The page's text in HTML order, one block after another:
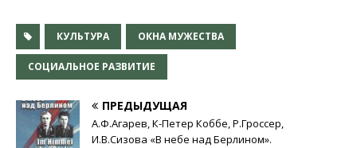
КУЛЬТУРА ОКНА МУЖЕСТВА
СОЦИАЛЬНОЕ РАЗВИТИЕ
ПРЕДЫДУЩАЯ
А.Ф.Агарев, К-Петер Коббе, Р.Гроссер,
И.В.Сизова «В небе над Берлином».